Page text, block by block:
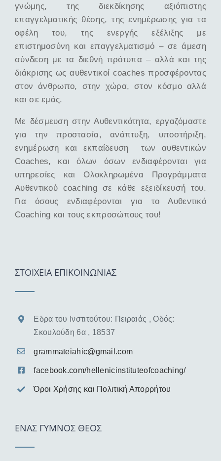
γνώμης, της διεκδίκησης αξιόπιστης
επαγγελματικής θέσης, της ενημέρωσης για τα
οφέλη του, της ενεργής εξέλιξης με
επιστημοσύνη και επαγγελματισμό – σε άμεση
σύνδεση με τα διεθνή πρότυπα – αλλά και της
διάκρισης ως αυθεντικοί coaches προσφέροντας
στον άνθρωπο, στην χώρα, στον κόσμο αλλά
και σε εμάς.
Με δέσμευση στην Αυθεντικότητα, εργαζόμαστε
για την προστασία, ανάπτυξη, υποστήριξη,
ενημέρωση και εκπαίδευση των αυθεντικών
Coaches, και όλων όσων ενδιαφέρονται για
υπηρεσίες και Ολοκληρωμένα Προγράμματα
Αυθεντικού coaching σε κάθε εξειδίκευσή του.
Για όσους ενδιαφέρονται για το Αυθεντικό
Coaching και τους εκπροσώπους του!
ΣΤΟΙΧΕΙΑ ΕΠΙΚΟΙΝΩΝΙΑΣ
Εδρα του Ινστιτούτου: Πειραιάς , Οδός:
Σκουλούδη 6α , 18537
grammateiahic@gmail.com
facebook.com/hellenicinstituteofcoaching/
Όροι Χρήσης και Πολιτική Απορρήτου
ΕΝΑΣ ΓΥΜΝΟΣ ΘΕΟΣ